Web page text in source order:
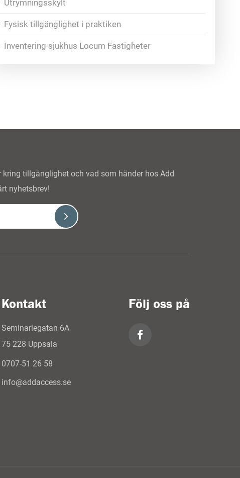
Utrymningsskylt
Fysisk tillgänglighet i praktiken
Inventering sjukhus Locum Fastigheter
kring tillgänglighet och vad som händer hos Add
nyhetsbrev!
Kontakt
Seminariegatan 6A
75 228 Uppsala
0707-51 26 58
info@addaccess.se
Följ oss på